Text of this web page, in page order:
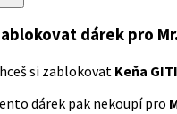
dárek pro
si zablokovat Keňa
dárek pak nekoupí pro